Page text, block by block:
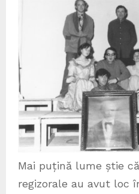
Mai puțină lume știe
regizorale au avut loc